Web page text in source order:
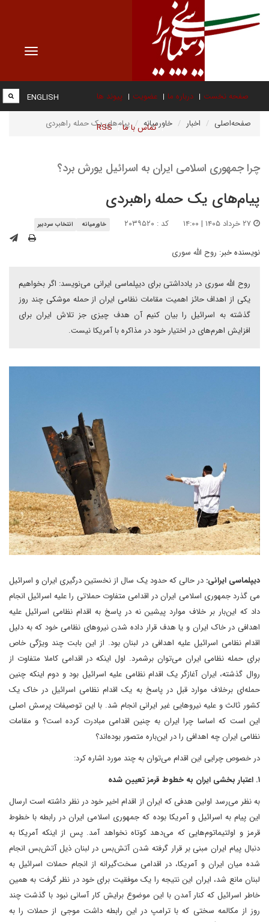
Toggle
صفحه نخست درباره ما عضویت پیوند ها
تماس با ما RSS
ENGLISH
صفحه‌اصلی اخبار خاورمیانه پیام‌های یک حمله راهبردی
چرا جمهوری اسلامی ایران به اسرائیل یورش برد؟
پیام‌های یک حمله راهبردی
کد : ۲۰۳۹۵۲۰ خاورمیانه انتخاب سردبیر
نویسنده خبر: روح الله سوری
روح الله سوری در یادداشتی برای دیپلماسی ایرانی می‌نویسد: اگر بخواهیم
یکی از اهداف حائز اهمیت مقامات نظامی ایران از حمله موشکی چند روز
گذشته به اسرائیل را بیان کنیم آن هدف چیزی جز تلاش ایران برای
افزایش اهرم‌های در اختیار خود در مذاکره با آمریکا نیست.
دیپلماسی ایرانی: در حالی که حدود یک سال از نخستین درگیری ایران و اسرائیل
می گذرد جمهوری اسلامی ایران در اقدامی متفاوت حملاتی را علیه اسرائیل انجام
داد که این‌بار بر خلاف موارد پیشین نه در پاسخ به اقدام نظامی اسرائیل علیه
اهدافی در خاک ایران و یا هدف قرار داده شدن نیروهای نظامی خود که به دلیل
اقدام نظامی اسرائیل علیه اهدافی در لبنان بود. از این بابت چند ویژگی خاص
برای حمله نظامی ایران می‌توان برشمرد. اول اینکه در اقدامی کاملا متفاوت از
روال گذشته، ایران آغازگر یک اقدام نظامی علیه اسرائیل بود و دوم اینکه چنین
حمله‌ای برخلاف موارد قبل در پاسخ به یک اقدام نظامی اسرائیل در خاک یک
کشور ثالث و علیه نیروهایی غیر ایرانی انجام شد. با این توصیفات پرسش اصلی
این است که اساسا چرا ایران به چنین اقدامی مبادرت کرده است؟ و مقامات
نظامی ایران چه اهدافی را در این‌باره متصور بوده‌اند؟
در خصوص چرایی این اقدام می‌توان به چند مورد اشاره کرد:
۱. اعتبار بخشی ایران به خطوط قرمز تعیین شده
به نظر می‌رسد اولین هدفی که ایران از اقدام اخیر خود در نظر داشته است ارسال
این پیام به اسرائیل و آمریکا بوده که جمهوری اسلامی ایران در رابطه با خطوط
قرمز و اولتیماتوم‌هایی که می‌دهد کوتاه نخواهد آمد. پس از اینکه آمریکا به
دنبال پیام ایران مبنی بر قرار گرفته شدن آتش‌بس در لبنان ذیل آتش‌بس انجام
شده میان ایران و آمریکا، در اقدامی سخت‌گیرانه از انجام حملات اسرائیل به
لبنان مانع شد، ایران این نتیجه را یک موفقیت برای خود در نظر گرفت به همین
خاطر اسرائیل که کنار آمدن با این موضوع برایش کار آسانی نبود با گذشت چند
روز از مکالمه سختی که با ترامپ در این رابطه داشت موجی از حملات را به